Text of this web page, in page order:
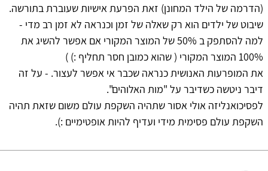
(הדרמה של הילד המחונן) זאת הפרעת אישיות שעוברת בתורשה.
שיבוט של ילדים הוא רק שאלה של זמן וכנראה לא זמן רב מדי -
למה להסתפק ב 50% של המוצר המקורי אם אפשר להשיג את
100% המוצר המקורי ( שהוא כמובן חסר תחליף :) )
את המופרעות האנושית כנראה שכבר אי אפשר לעצור. - על זה
דיבר ניטשה כשדיבר על "מות האלוהים".
לפסיכואנליזה אולי אסור שתהיה השקפת עולם משום שזאת תהיה
השקפת עולם פסימית מידי ועדיף להיות אופטימיים :).